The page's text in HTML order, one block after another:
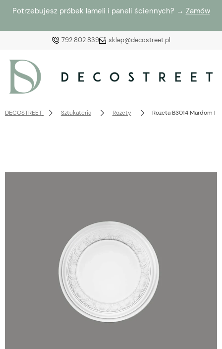
Potrzebujesz próbek lameli i paneli ściennych? → Zamów
792 802 839 sklep@decostreet.pl
Załóż konto
DECOSTREET Sztukateria Rozety Rozeta B3014 Mardom